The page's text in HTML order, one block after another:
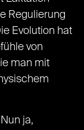
Regulierung
Evolution hat
von
man mit
ja,